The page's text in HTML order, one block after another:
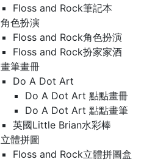
Floss and Rock筆記本
角色扮演
Floss and Rock角色扮演
Floss and Rock扮家家酒
畫筆畫冊
Do A Dot Art
Do A Dot Art 點點畫冊
Do A Dot Art 點點畫筆
英國Little Brian水彩棒
立體拼圖
Floss and Rock立體拼圖盒